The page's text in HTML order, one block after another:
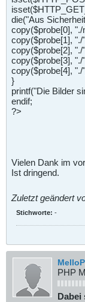
die("Aus
copy($probe[0],
copy($probe[1], "./
copy($probe[2], "./
copy($probe[3], "./
copy($probe[4], "./
}
printf("Die Bilder
endif;
?>
Vielen Dank im
Ist dringend.
Zuletzt geändert
Stichworte: -
PHP
Dabei